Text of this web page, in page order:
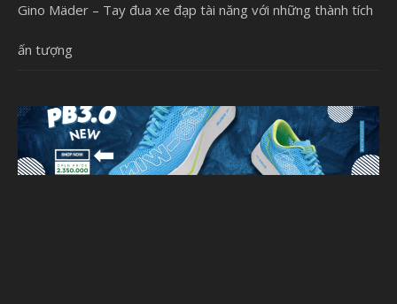
Gino Mäder – Tay đua xe đạp tài năng với những thành tích
ấn tượng